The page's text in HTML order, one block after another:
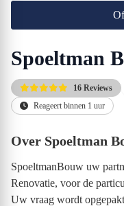
Spoeltman
16 Reviews
Reageert binnen 1 uur
Over Spoeltman
SpoeltmanBouw uw
Renovatie, voor de
Uw vraag wordt